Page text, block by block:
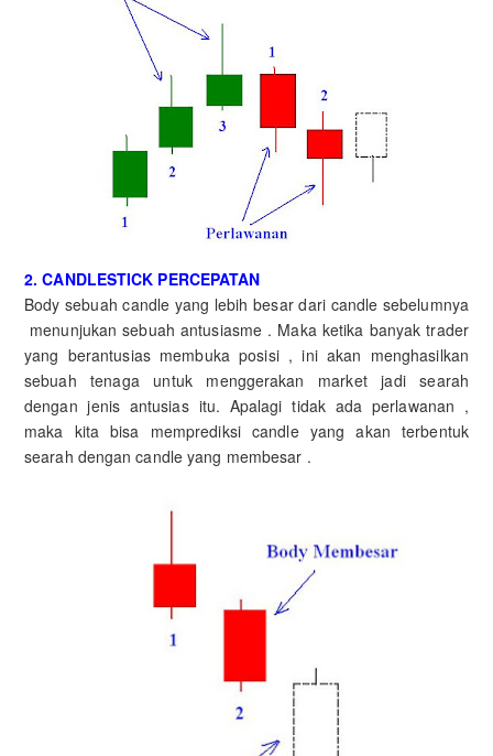
2. CANDLESTICK PERCEPATAN
Body sebuah candle yang lebih besar dari candle sebelumnya
menunjukan sebuah antusiasme . Maka ketika banyak trader
yang berantusias membuka posisi , ini akan menghasilkan
sebuah tenaga untuk menggerakan market jadi searah
dengan jenis antusias itu. Apalagi tidak ada perlawanan ,
maka kita bisa memprediksi candle yang akan terbentuk
searah dengan candle yang membesar .